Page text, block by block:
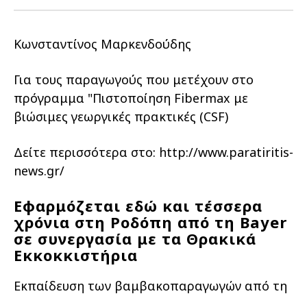
Εταιρική δομή
Καινοτομία
Εκδηλώσεις
Επικοινωνία
Πως θα μας βρείτε
ΑΚΟΛΟΥΘΗΣΤΕ ΜΑΣ
Συνέδρια
Πως θα μας βρείτε
ΑΚΟΛΟΥΘΗΣΤΕ ΜΑΣ
Συμβουλευτική στο χωράφι
Εκκόκκιση για λογαριασμό του
παραγωγού
Πως θα μας βρείτε
ΑΚΟΛΟΥΘΗΣΤΕ ΜΑΣ
Πως θα μας βρείτε
ΑΚΟΛΟΥΘΗΣΤΕ ΜΑΣ
Εταιρικά νέα
Πως θα μας βρείτε
ΑΚΟΛΟΥΘΗΣΤΕ ΜΑΣ
Πως θα μας βρείτε
ΑΚΟΛΟΥΘΗΣΤΕ ΜΑΣ
Κωνσταντίνος Μαρκενδούδης
Για τους παραγωγούς που μετέχουν στο
πρόγραμμα "Πιστοποίηση Fibermax με
βιώσιμες γεωργικές πρακτικές (CSF)
Δείτε περισσότερα στο: http://www.paratiritis-
news.gr/
Εφαρμόζεται εδώ και τέσσερα
χρόνια στη Ροδόπη από τη Bayer
σε συνεργασία με τα Θρακικά
Εκκοκκιστήρια
Εκπαίδευση των βαμβακοπαραγωγών από τη